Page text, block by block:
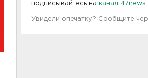
подписывайтесь на канал 47news
Увидели опечатку? Сообщите